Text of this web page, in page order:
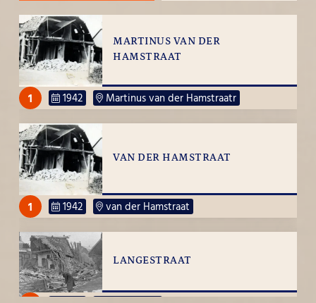
MARTINUS VAN DER
HAMSTRAAT
1 1942 Martinus van der Hamstraatr
VAN DER HAMSTRAAT
1 1942 van der Hamstraat
LANGESTRAAT